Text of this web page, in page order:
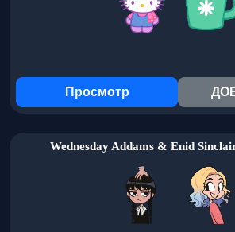
Просмотр
Wednesday Addams & Enid